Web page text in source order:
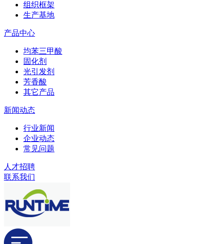
组织框架
生产基地
产品中心
均苯三甲酸
固化剂
光引发剂
芳香酸
其它产品
新闻动态
行业新闻
企业动态
常见问题
人才招聘
联系我们